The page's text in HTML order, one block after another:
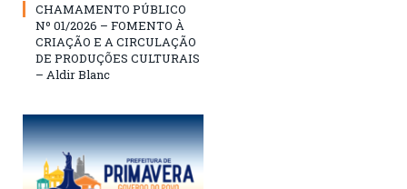
CHAMAMENTO PÚBLICO
Nº 01/2026 – FOMENTO À
CRIAÇÃO E A CIRCULAÇÃO
DE PRODUÇÕES CULTURAIS
– Aldir Blanc